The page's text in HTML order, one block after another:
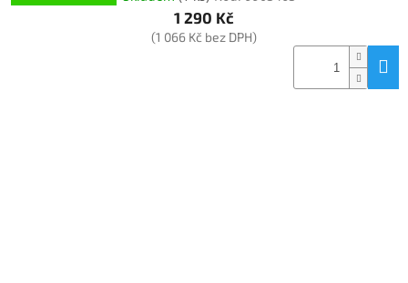
1 290 Kč
(1 066 Kč bez DPH)